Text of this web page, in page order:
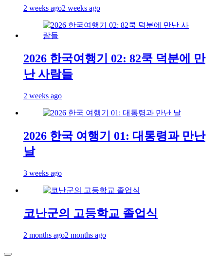
2 weeks ago2 weeks ago
2026 한국여행기 02: 82쿡 덕분에 만
난 사람들
2 weeks ago
2026 한국 여행기 01: 대통령과 만난
날
3 weeks ago
코난군의 고등학교 졸업식
2 months ago2 months ago